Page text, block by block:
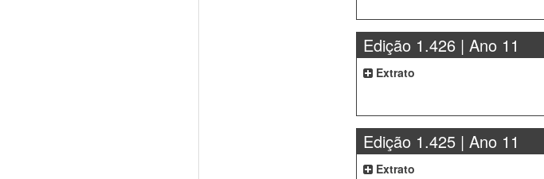
Edição 1.426 | Ano 11
Extrato
Edição 1.425 | Ano 11
Extrato